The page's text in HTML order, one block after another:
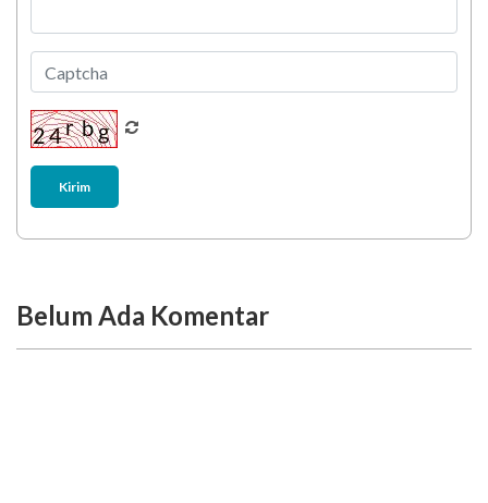
Kirim
Belum Ada Komentar